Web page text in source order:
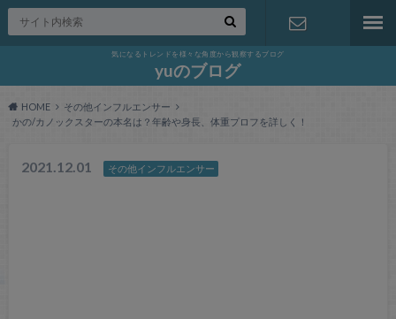
気になるトレンドを様々な角度から観察するブログ
yuのブログ
HOME
その他インフルエンサー
かの/カノックスターの本名は？年齢や身長、体重プロフを詳しく！
2021.12.01 その他インフルエンサー